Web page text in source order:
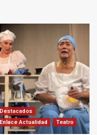
Destacados
Enlace Actualidad
Teatro